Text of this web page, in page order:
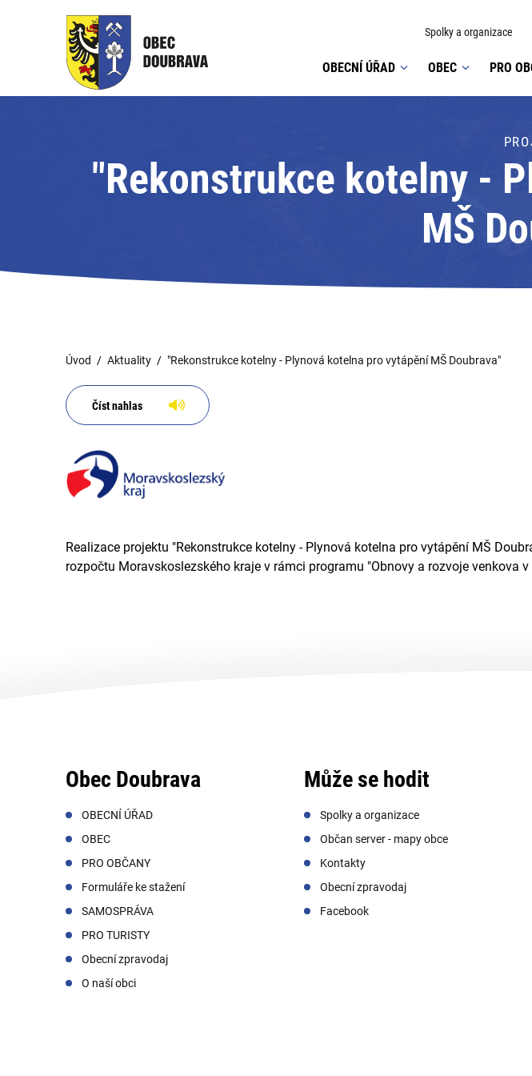
Spolky a organizace
OBECNÍ ÚŘAD OBEC PRO
"Rekonstrukce kotelny -
MŠ
Úvod Aktuality "Rekonstrukce kotelny - Plynová kotelna pro vytápění MŠ Doubrava"
Číst nahlas
Realizace projektu "Rekonstrukce kotelny - Plynová kotelna pro vytápění MŠ
rozpočtu Moravskoslezského kraje v rámci programu "Obnovy a rozvoje venkova
Obec Doubrava
OBECNÍ ÚŘAD
OBEC
PRO OBČANY
Formuláře ke stažení
SAMOSPRÁVA
PRO TURISTY
Obecní zpravodaj
O naší obci
Může se hodit
Spolky a organizace
Občan server - mapy obce
Kontakty
Obecní zpravodaj
Facebook